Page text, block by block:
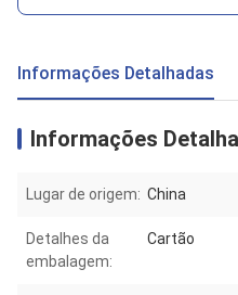
Informações Detalhadas
Informações
Lugar de origem: China
Detalhes da
embalagem:
Cartão